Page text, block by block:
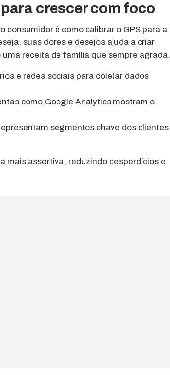
crescer com foco
consumidor é como calibrar o GPS para a
suas dores e desejos ajuda a criar
receita de família que sempre agrada.
e redes sociais para coletar dados
como Google Analytics mostram o
segmentos chave dos clientes
mais assertiva, reduzindo desperdícios e